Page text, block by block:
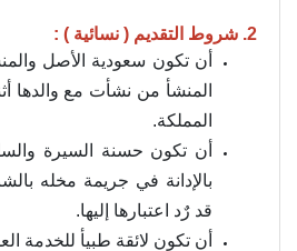
2. شروط التقديم ( نسائية ) :
أن تكون سعودية الأصل
المنشأ من نشأت مع والدها
المملكة.
أن تكون حسنة السيرة
بالإدانة في جريمة مخله
قد رٌد اعتبارها إليها.
أن تكون لائقة طبيأ للخدمة